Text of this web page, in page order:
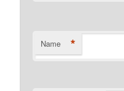
Name *